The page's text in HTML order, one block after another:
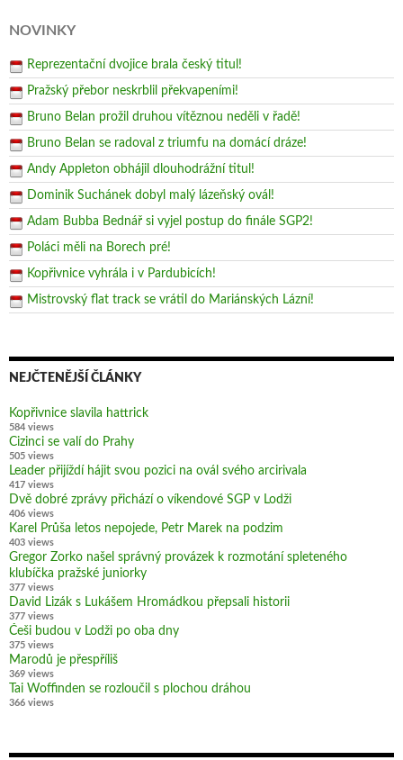
NOVINKY
Reprezentační dvojice brala český titul!
Pražský přebor neskrblil překvapeními!
Bruno Belan prožil druhou vítěznou neděli v řadě!
Bruno Belan se radoval z triumfu na domácí dráze!
Andy Appleton obhájil dlouhodrážní titul!
Dominik Suchánek dobyl malý lázeňský ovál!
Adam Bubba Bednář si vyjel postup do finále SGP2!
Poláci měli na Borech pré!
Kopřivnice vyhrála i v Pardubicích!
Mistrovský flat track se vrátil do Mariánských Lázní!
NEJČTENĚJŠÍ ČLÁNKY
Kopřivnice slavila hattrick
584 views
Cizinci se valí do Prahy
505 views
Leader přijíždí hájit svou pozici na ovál svého arcirivala
417 views
Dvě dobré zprávy přichází o víkendové SGP v Lodži
406 views
Karel Průša letos nepojede, Petr Marek na podzim
403 views
Gregor Zorko našel správný provázek k rozmotání spleteného
klubíčka pražské juniorky
377 views
David Lizák s Lukášem Hromádkou přepsali historii
377 views
Češi budou v Lodži po oba dny
375 views
Marodů je přespříliš
369 views
Tai Woffinden se rozloučil s plochou dráhou
366 views